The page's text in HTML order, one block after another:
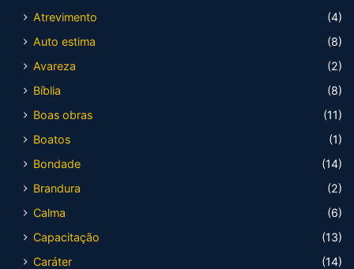
Atrevimento
(4)
Auto estima
(8)
Avareza
(2)
Bíblia
(8)
Boas obras
(11)
Boatos
(1)
Bondade
(14)
Brandura
(2)
Calma
(6)
Capacitação
(13)
Caráter
(14)